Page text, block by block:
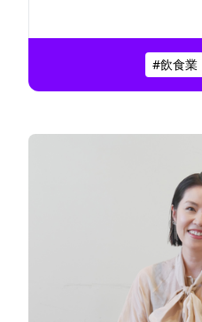
ら」というシンプルな
いを大切にしながら、
のバトンにも目を向け
広がり続ける挑戦の背
#飲食業